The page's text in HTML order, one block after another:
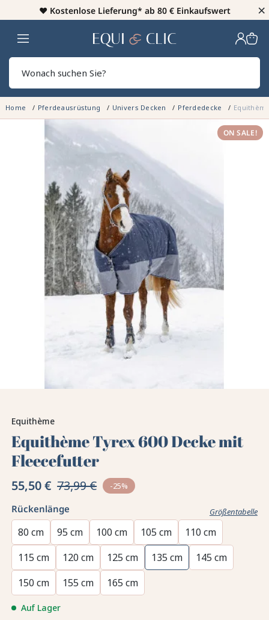
♥️ Kostenlose Lieferung* ab 80 € Einkaufswert ×
Heim
Home Pferdeausrüstung Univers Decken Pferdedecke
ON SALE!
Equithème
Equithème Tyrex 600 Decke mit
Fleecefutter
55,50 € 73,99 € -25%
Rückenlänge Größentabelle
80 cm 95 cm 100 cm 105 cm
110 cm
115 cm
120 cm 125 cm 135 cm
145 cm
150 cm
155 cm 165 cm
Auf Lager